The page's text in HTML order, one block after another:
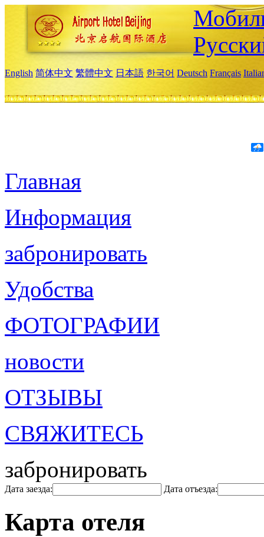
English 简体中文 繁體中文 日本語 한국어 Deutsch Français
Главная
Информация
забронировать
Удобства
ФОТОГРАФИИ
новости
ОТЗЫВЫ
СВЯЖИТЕСЬ
забронировать
Дата заезда: Дата отъезда:
Карта отеля